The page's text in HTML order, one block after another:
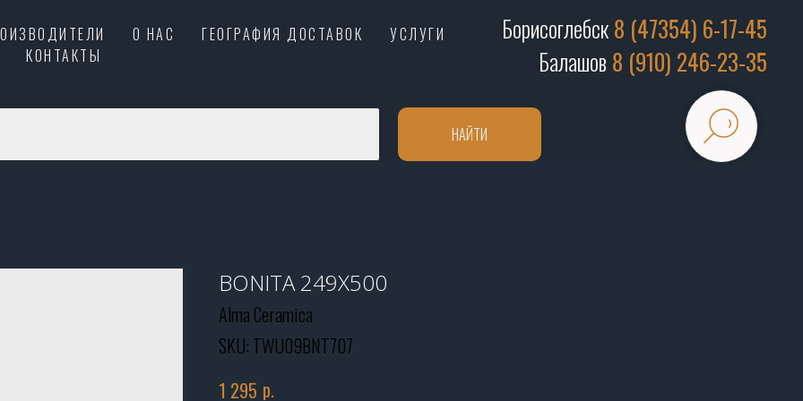
О НАС ГЕОГРАФИЯ ДОСТАВОК
УСЛУГИ
КОНТАКТЫ
Борисоглебск8 (47354) 6-17-45
Балашов 8 (910) 246-23-35
НАЙТИ
BONITA 249Х500
Alma Ceramica
SKU: TWU09BNT707
1 295 р.